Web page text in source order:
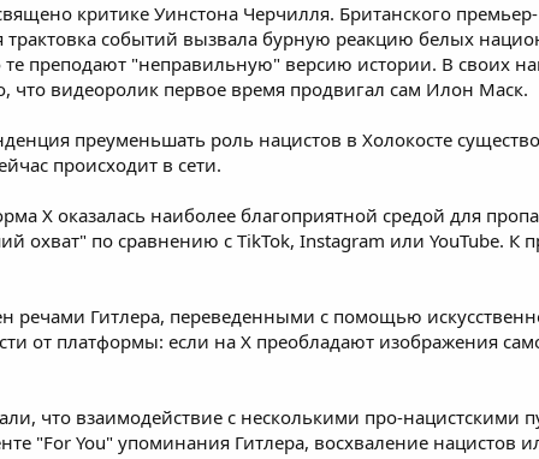
критике Уинстона Черчилля. Британского
трактовка событий вызвала бурную реакцию белых
преподают "неправильную" версию истории. В своих
что видеоролик первое время продвигал сам Илон Маск.
преуменьшать роль нацистов в Холокосте
происходит в сети.
X оказалась наиболее благоприятной средой для
охват" по сравнению с TikTok, Instagram или YouTube. К
речами Гитлера, переведенными с помощью
от платформы: если на X преобладают изображения
что взаимодействие с несколькими про-нацистскими
"For You" упоминания Гитлера, восхваление